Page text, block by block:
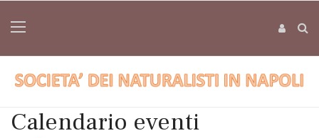
Calendario eventi